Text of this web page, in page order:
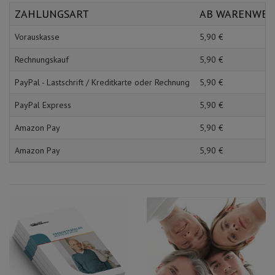
Ärmelschoner
Unterlagen und
ZAHLUNGSART AB
Vorauskasse 5,90 €
Rechnungskauf 5,90 €
PayPal - Lastschrift / Kreditkarte oder Rechnung 5,90 €
PayPal Express 5,90 €
Amazon Pay 5,90 €
Amazon Pay 5,90 €